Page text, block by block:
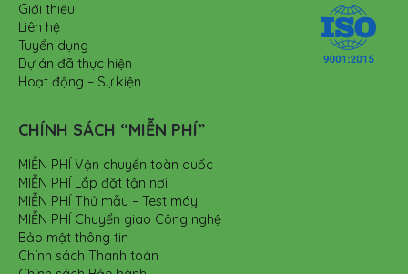
Giới thiệu
Liên hệ
Tuyển dụng
Dự án đã thực hiện
Hoạt động – Sự kiện
CHÍNH SÁCH “MIỄN PHÍ”
MIỄN PHÍ Vận chuyển toàn quốc
MIỄN PHÍ Lắp đặt tận nơi
MIỄN PHÍ Thử mẫu – Test máy
MIỄN PHÍ Chuyển giao Công nghệ
Bảo mật thông tin
Chính sách Thanh toán